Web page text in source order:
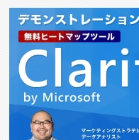
RECRUIT
クリエイター求人を探す
CREATIVE JOB求人検索
特集求人
採用説明会
転職支援サービス
CONTENTS